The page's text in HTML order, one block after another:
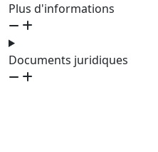
Plus d'informations
Documents juridiques